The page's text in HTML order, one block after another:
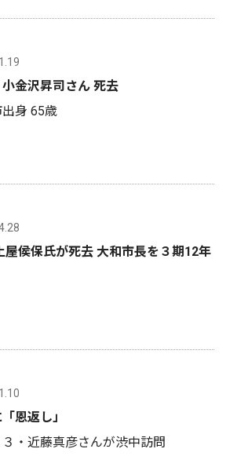
金沢昇司さん 死去
身 65歳
屋侯保氏が死去 大和市長を３期12年
恩返し」
３・近藤真彦さんが渋中訪問